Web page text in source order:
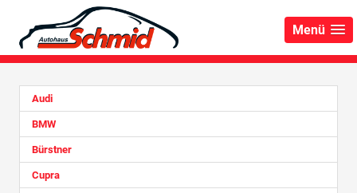
Menü
Audi
BMW
Bürstner
Cupra